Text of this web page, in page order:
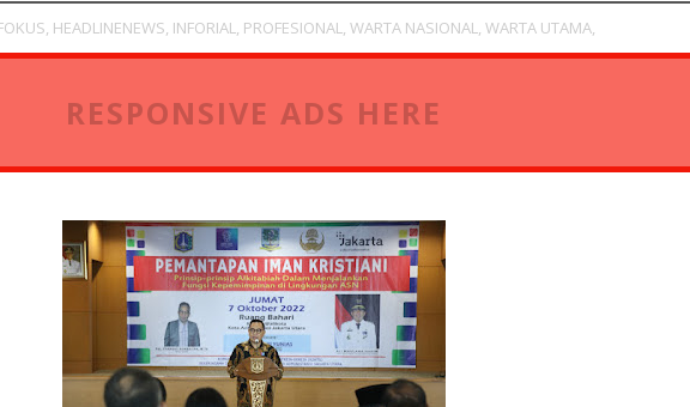
HEADLINENEWS, INFORIAL, PROFESIONAL, WARTA NASIONAL, WARTA UTAMA,
RESPONSIVE ADS HERE